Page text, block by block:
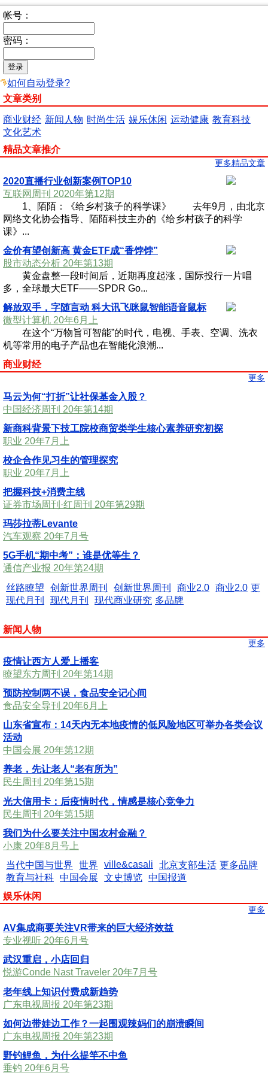
帐号：
密码：
如何自动登录?
文章类别
商业财经 新闻人物 时尚生活 娱乐休闲 运动健康 教育科技
文化艺术
精品文章推介
更多精品文章
2020直播行业创新案例TOP10
互联网周刊 2020年第12期
1、陌陌：《给乡村孩子的科学课》 去年9月，由北京
网络文化协会指导、陌陌科技主办的《给乡村孩子的科学
课》...
金价有望创新高 黄金ETF成“香饽饽”
股市动态分析 20年第13期
黄金盘整一段时间后，近期再度起涨，国际投行一片唱
多，全球最大ETF——SPDR Go...
解放双手，字随言动 科大讯飞咪鼠智能语音鼠标
微型计算机 20年6月上
在这个“万物旨可智能”的时代，电视、手表、空调、洗衣
机等常用的电子产品也在智能化浪潮...
商业财经
更多
马云为何“打折”让社保基金入股？
中国经济周刊 20年第14期
新商科背景下技工院校商贸类学生核心素养研究初探
职业 20年7月上
校企合作见习生的管理探究
职业 20年7月上
把握科技+消费主线
证券市场周刊·红周刊 20年第29期
玛莎拉蒂Levante
汽车观察 20年7月号
5G手机“期中考”：谁是优等生？
通信产业报 20年第24期
丝路瞭望
创新世界周刊 创新世界周刊 商业2.0 商业2.0
现代月刊
现代月刊 现代商业研究
更
多品牌
新闻人物
更多
疫情让西方人爱上播客
瞭望东方周刊 20年第14期
预防控制两不误，食品安全记心间
食品安全导刊 20年6月上
山东省宣布：14天内无本地疫情的低风险地区可举办各类会议
活动
中国会展 20年第12期
养老，先让老人“老有所为”
民生周刊 20年第15期
光大信用卡：后疫情时代，情感是核心竞争力
民生周刊 20年第15期
我们为什么要关注中国农村金融？
小康 20年8月号上
当代中国与世界
世界 ville&casali
北京支部生活
教育与社科 中国会展 文史博览 中国报道
更多品牌
娱乐休闲
更多
AV集成商要关注VR带来的巨大经济效益
专业视听 20年6月号
武汉重启，小店回归
悦游Conde Nast Traveler 20年7月号
老年线上知识付费成新趋势
广东电视周报 20年第23期
如何边带娃边工作？一起围观辣妈们的崩溃瞬间
广东电视周报 20年第23期
野钓鲤鱼，为什么提竿不中鱼
垂钓 20年6月号